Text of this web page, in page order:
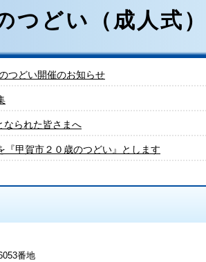
つどい（成人式）
つどい開催のお知らせ
なられた皆さまへ
甲賀市２０歳のつどい』とします
番地